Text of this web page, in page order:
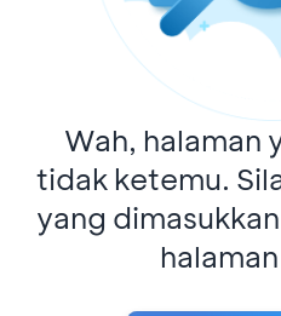
Wah, halaman
tidak ketemu.
yang